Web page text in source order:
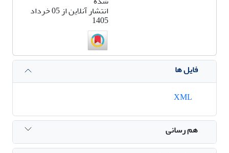
انتشار آنلاین از 05 خرداد
1405
فایل ها
هم رسانی